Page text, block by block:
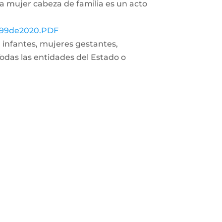
mujer cabeza de familia es un acto
infantes, mujeres gestantes,
las entidades del Estado o